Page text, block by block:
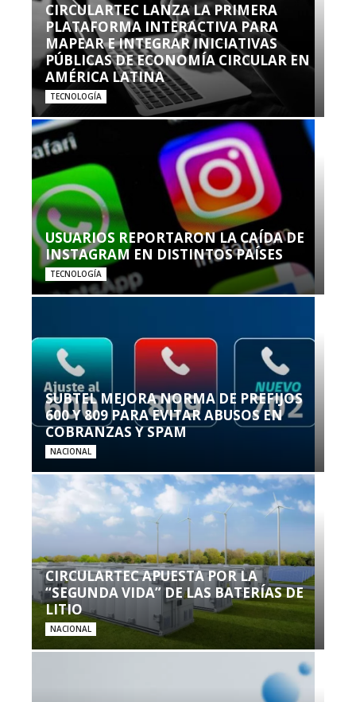
CIRCULARTEC LANZA LA PRIMERA
PLATAFORMA INTERACTIVA PARA
MAPEAR E INTEGRAR INICIATIVAS
PÚBLICAS DE ECONOMÍA CIRCULAR EN
AMÉRICA LATINA
TECNOLOGÍA
USUARIOS REPORTARON LA CAÍDA DE
INSTAGRAM EN DISTINTOS PAÍSES
TECNOLOGÍA
SUBTEL MEJORA NORMA DE PREFIJOS
600 Y 809 PARA EVITAR ABUSOS EN
COBRANZAS Y SPAM
NACIONAL
CIRCULARTEC APUESTA POR LA
“SEGUNDA VIDA” DE LAS BATERÍAS DE
LITIO
NACIONAL